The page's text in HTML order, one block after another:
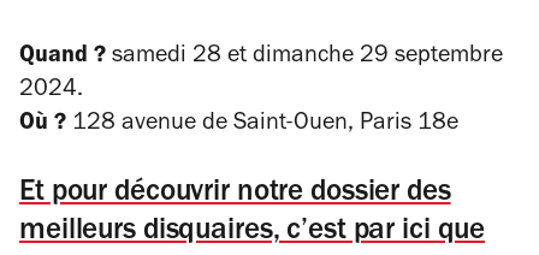
Quand ? samedi 28 et dimanche 29 septembre
2024.
Où ? 128 avenue de Saint-Ouen, Paris 18e
Et pour découvrir notre dossier des
meilleurs disquaires, c’est par ici que